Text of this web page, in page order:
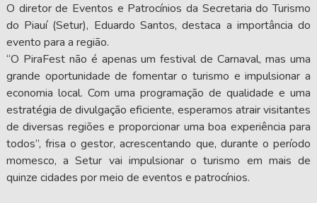
O diretor de Eventos e Patrocínios da Secretaria do Turismo
do Piauí (Setur), Eduardo Santos, destaca a importância do
evento para a região.
“O PiraFest não é apenas um festival de Carnaval, mas uma
grande oportunidade de fomentar o turismo e impulsionar a
economia local. Com uma programação de qualidade e uma
estratégia de divulgação eficiente, esperamos atrair visitantes
de diversas regiões e proporcionar uma boa experiência para
todos”, frisa o gestor, acrescentando que, durante o período
momesco, a Setur vai impulsionar o turismo em mais de
quinze cidades por meio de eventos e patrocínios.